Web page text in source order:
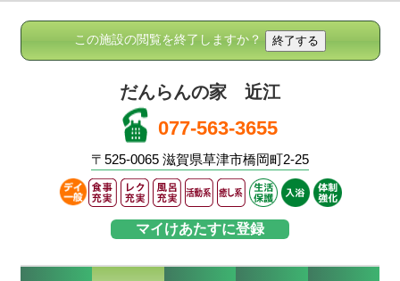
この施設の閲覧を終了しますか？
だんらんの家 近江
077-563-3655
〒525-0065 滋賀県草津市橋岡町2-25
マイけあたすに登録